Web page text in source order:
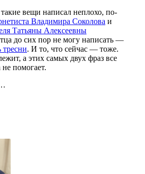
вещи написал неплохо, по-
Владимира Соколова и
Татьяны Алексеевны
до сих пор не могу написать —
тресни. И то, что сейчас — тоже.
а этих самых двух фраз все
помогает.